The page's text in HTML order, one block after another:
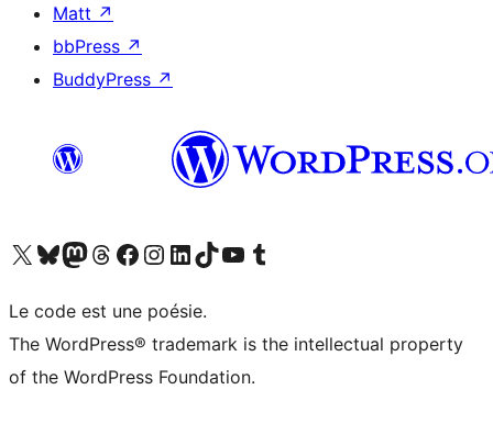
Matt ↗
bbPress ↗
BuddyPress ↗
Visitez notre compte X (précédemment Twitter)
Visiter notre compte Bluesky
Visiter notre compte Mastodon
Visiter notre compte Threads
Consulter notre compte Facebook
Consulter notre compte Instagram
Consulter notre compte LinkedIn
Visiter notre compte TokTok
Visiter notre chaîne YouTube
Visiter notre compte Tumblr
Le code est une poésie.
The WordPress® trademark is the intellectual property
of the WordPress Foundation.